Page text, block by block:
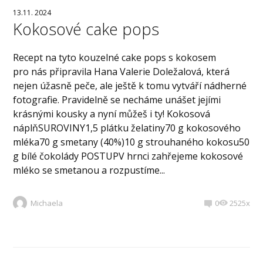
13.11. 2024
Kokosové cake pops
Recept na tyto kouzelné cake pops s kokosem
pro nás připravila Hana Valerie Doležalová, která
nejen úžasně peče, ale ještě k tomu vytváří nádherné
fotografie. Pravidelně se necháme unášet jejími
krásnými kousky a nyní můžeš i ty! Kokosová
náplňSUROVINY1,5 plátku želatiny70 g kokosového
mléka70 g smetany (40%)10 g strouhaného kokosu50
g bílé čokolády POSTUPV hrnci zahřejeme kokosové
mléko se smetanou a rozpustíme...
Michaela 0 2525x